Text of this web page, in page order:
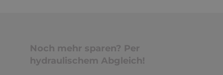
Noch mehr sparen? Per
hydraulischem Abgleich!